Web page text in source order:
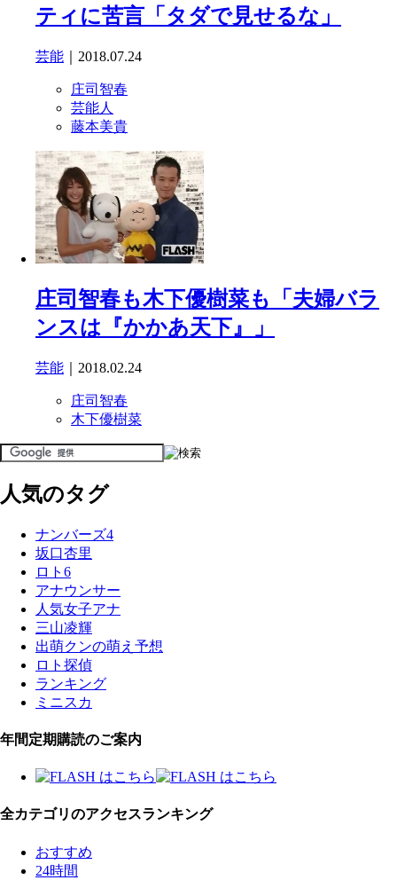
ティに苦言「タダで見せるな」
芸能 ｜2018.07.24
庄司智春
芸能人
藤本美貴
庄司智春も木下優樹菜も「夫婦バラ
ンスは『かかあ天下』」
芸能 ｜2018.02.24
庄司智春
木下優樹菜
人気のタグ
ナンバーズ4
坂口杏里
ロト6
アナウンサー
人気女子アナ
三山凌輝
出萌クンの萌え予想
ロト探偵
ランキング
ミニスカ
年間定期購読のご案内
全カテゴリのアクセスランキング
おすすめ
24時間